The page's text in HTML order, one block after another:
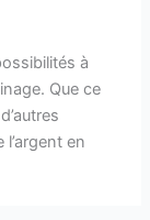
à
Que ce
en